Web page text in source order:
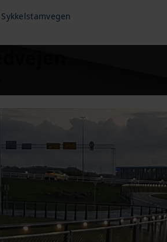
Sykkelstamvegen